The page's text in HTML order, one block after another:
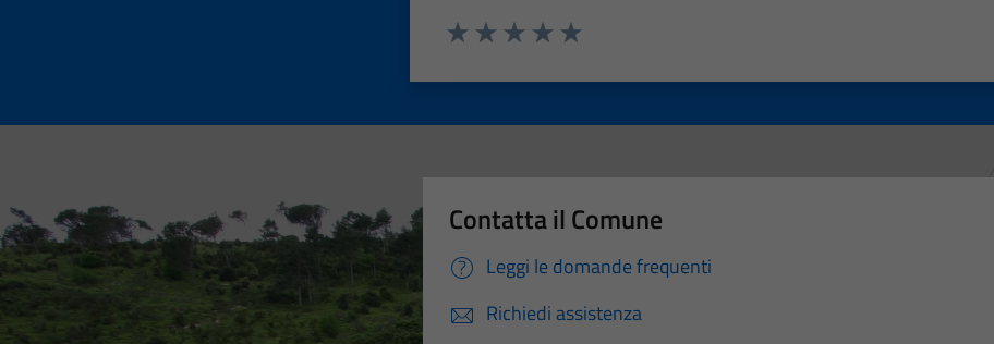
Contatta il Comune
Leggi le domande frequenti
Richiedi assistenza